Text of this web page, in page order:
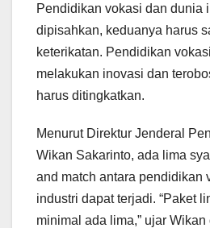
Pendidikan vokasi dan dunia
dipisahkan, keduanya harus
keterikatan. Pendidikan
melakukan inovasi dan
harus ditingkatkan.
Menurut Direktur Jenderal
Wikan Sakarinto, ada lima
and match antara pendidikan
industri dapat terjadi. “Paket
minimal ada lima,” ujar